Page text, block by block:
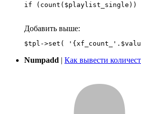
if (count($playlist_single))
Добавить выше:
Numpadd | Как вывести